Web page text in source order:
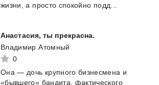
жизни,
а просто спокойно подд...
Анастасия, ты прекрасна.
Владимир Атомный
0
Она — дочь крупного бизнесмена и
«бывшего» бандита, фактического